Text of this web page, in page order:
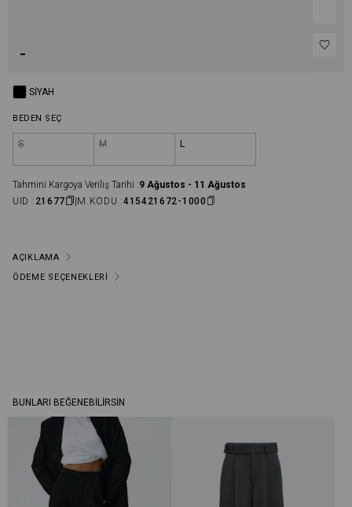
SIYAH
BEDEN SEÇ
S M L
Tahmini Kargoya Veriliş Tarihi :9 Ağustos - 11 Ağustos
UID : 21677 M.KODU :415421672-1000
AÇIKLAMA
ÖDEME SEÇENEKLERI
BUNLARI BEĞENEBILIRSIN